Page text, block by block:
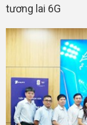
tương lai 6G